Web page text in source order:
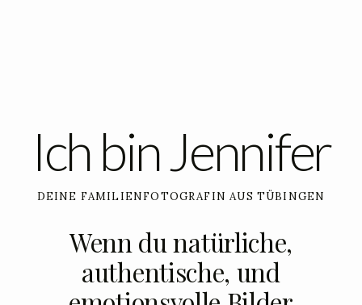
Ich bin Jennifer
DEINE FAMILIENFOTOGRAFIN AUS TÜBINGEN
Wenn du natürliche,
authentische, und